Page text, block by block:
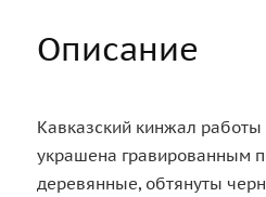
Описание
Кавказский кинжал работы
украшена гравированным
деревянные, обтянуты